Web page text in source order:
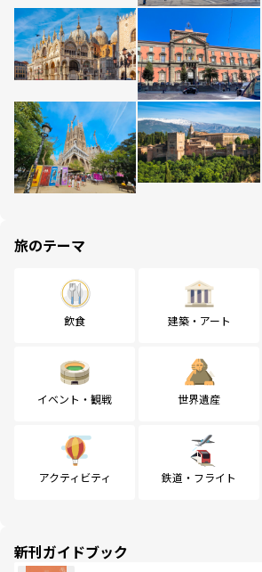
旅のテーマ
飲食 建築・アート
イベント・観戦 世界遺産
アクティビティ 鉄道・フライト
新刊ガイドブック